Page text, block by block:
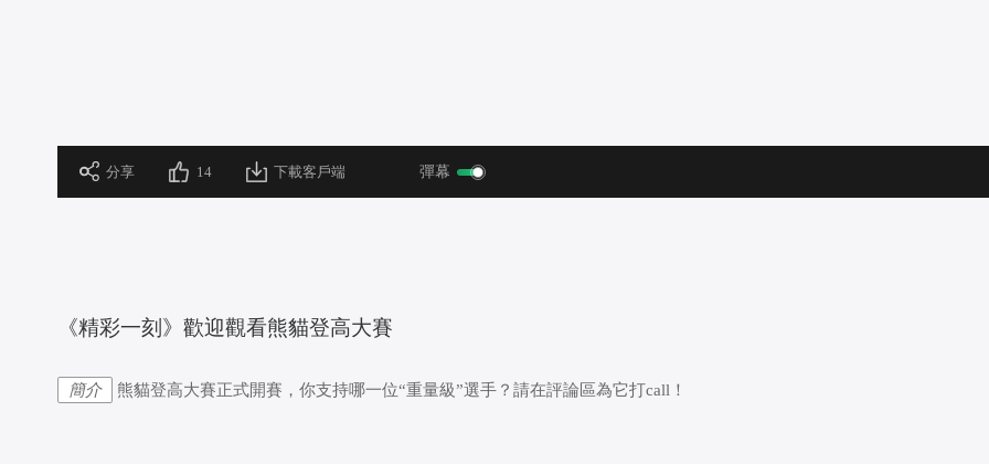
分享 14 下載客戶端 彈幕
《精彩一刻》歡迎觀看熊貓登高大賽
簡介 熊貓登高大賽正式開賽，你支持哪一位“重量級”選手？請在評論區為它打call！